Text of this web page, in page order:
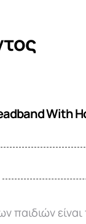
With
παιδιών